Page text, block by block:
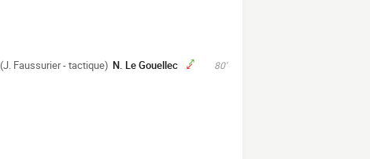
80'
N. Le Gouellec
(J. Faussurier - tactique)